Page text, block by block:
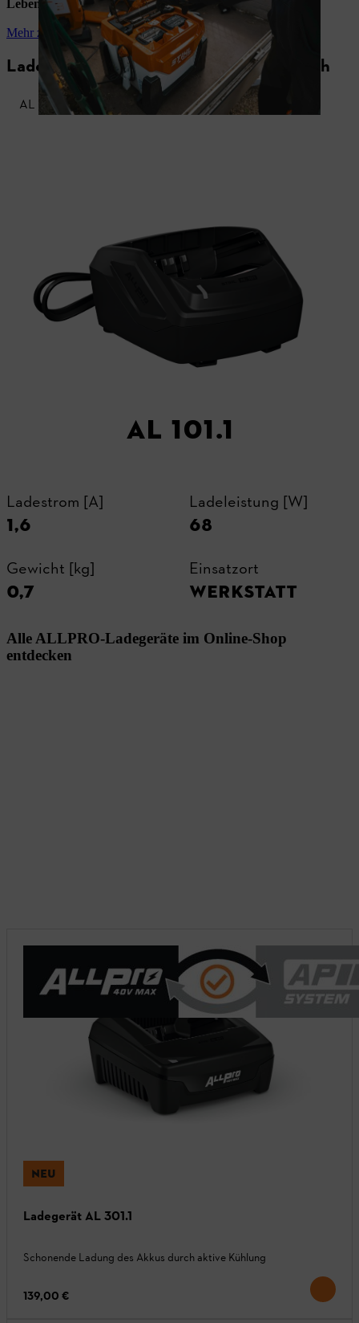
Lebensdauer Deiner Ausrüstung.
Mehr zum innovativen Lademanagement
Lade- und Schnellladegeräte im Vergleich
AL 101.1 AL 301.1 AL 501 AL 1802 MO
Ladestrom [A]
1,6
Ladeleistung [W]
68
Gewicht [kg]
0,7
Einsatzort
WERKSTATT
AL 101.1
Alle ALLPRO-Ladegeräte im Online-Shop
entdecken
NEU
Ladegerät AL 301.1
Schonende Ladung des Akkus durch aktive Kühlung
139,00 €